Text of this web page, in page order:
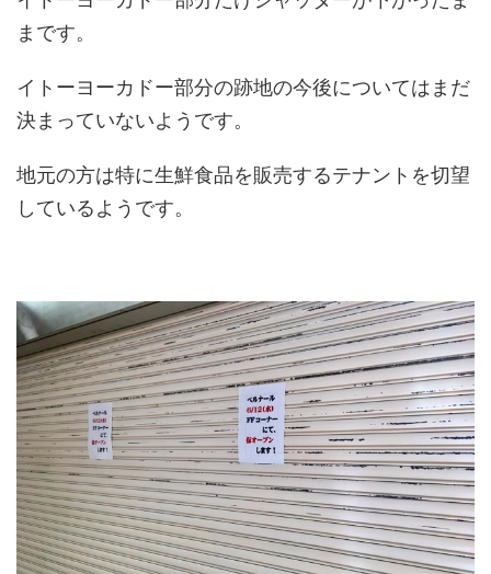
まです。
イトーヨーカドー部分の跡地の今後についてはまだ
決まっていないようです。
地元の方は特に生鮮食品を販売するテナントを切望
しているようです。